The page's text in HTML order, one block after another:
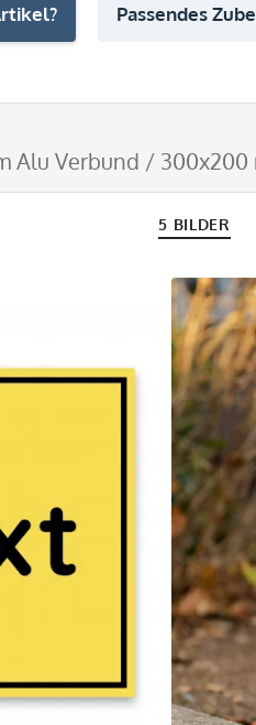
Passendes
Alu Verbund / 300x200
5 BILDER